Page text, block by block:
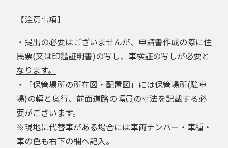
【注意事項】
・提出の必要はございませんが、申請書作成の際に住
民票(又は印鑑証明書)の写し、車検証の写しが必要と
なります。
・「保管場所の所在図・配置図」には保管場所(駐車
場)の幅と奥行、前面道路の幅員の寸法を記載する必
要がございます。
※現地に代替車がある場合には車両ナンバー・車種・
車の色も右下の欄へ記入。